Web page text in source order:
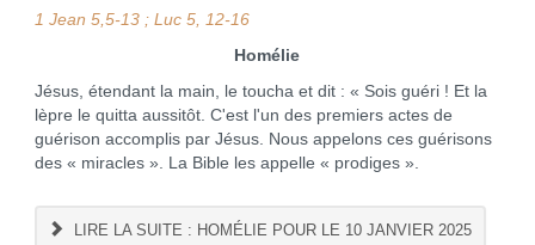
1 Jean 5,5-13 ; Luc 5, 12-16
Homélie
Jésus, étendant la main, le toucha et dit : « Sois guéri ! Et la
lèpre le quitta aussitôt. C'est l'un des premiers actes de
guérison accomplis par Jésus. Nous appelons ces guérisons
des « miracles ». La Bible les appelle « prodiges ».
LIRE LA SUITE : HOMÉLIE POUR LE 10 JANVIER 2025